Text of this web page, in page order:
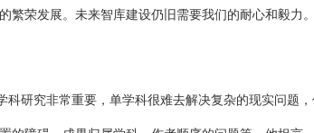
繁荣发展。未来智库建设仍旧需要我们的耐心和毅力。
科研究非常重要，单学科很难去解决复杂的现实问题